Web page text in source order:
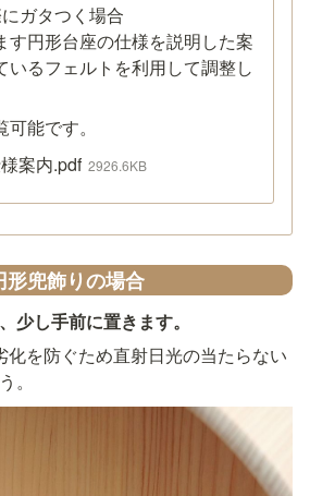
ガタつく場合
す円形台座の仕様を説明した案
いるフェルトを利用して調整し
能です。
案内.pdf 2926.6KB
形兜飾りの場合
し手前に置きます。
化を防ぐため直射日光の当たらない
。